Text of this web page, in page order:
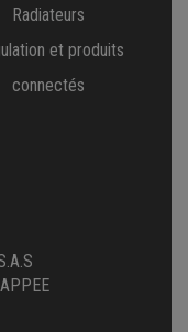
Radiateurs
et produits
connectés